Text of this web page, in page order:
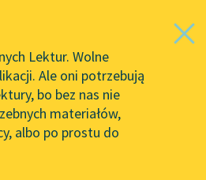
Zasady wykorzystania
Wolnych Lektur
Logotypy
Materiały promocyjne
Lektur. Wolne
Ale oni potrzebują
bo bez nas nie
materiałów,
albo po prostu do